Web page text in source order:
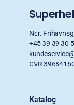
Ndr.
+45 39 39 30
CVR 39684160
Katalog